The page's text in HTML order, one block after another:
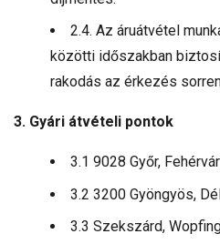
2.4. Az áruátvétel
közötti időszakban
rakodás az érkezés
3. Gyári átvételi pontok
3.1 9028 Győr,
3.2 3200 Gyöngyös,
3.3 Szekszárd,